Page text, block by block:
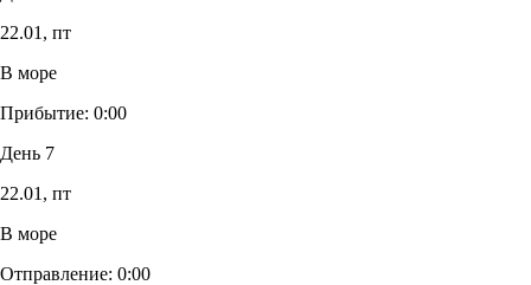
22.01, пт
В море
Прибытие: 0:00
День 7
22.01, пт
В море
Отправление: 0:00